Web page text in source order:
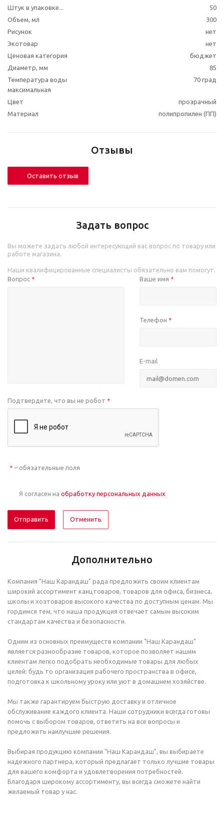
Штук в упаковке...
50
Объем, мл
300
Рисунок
нет
Экотовар
нет
Ценовая категория
бюджет
Диаметр, мм
85
Температура воды
максимальная
70 град
Цвет
прозрачный
Материал
полипропилен (ПП)
Отзывы
Оставить отзыв
Задать вопрос
Вы можете задать любой интересующий вас вопрос по товару или
работе магазина.
Наши квалифицированные специалисты обязательно вам помогут.
Вопрос * Ваше имя *
Телефон *
E-mail
Подтвердите, что вы не робот *
* – обязательные поля
Я согласен на обработку персональных данных
Отменить
Дополнительно
Компания "Наш Карандаш" рада предложить своим клиентам
широкий ассортимент канцтоваров, товаров для офиса, бизнеса,
школы и хозтоваров высокого качества по доступным ценам. Мы
гордимся тем, что наша продукция отвечает самым высоким
стандартам качества и безопасности.
Одним из основных преимуществ компании "Наш Карандаш"
является разнообразие товаров, которое позволяет нашим
клиентам легко подобрать необходимые товары для любых
целей: будь то организация рабочего пространства в офисе,
подготовка к школьному уроку или уют в домашнем хозяйстве.
Мы также гарантируем быструю доставку и отличное
обслуживание каждого клиента. Наши сотрудники всегда готовы
помочь с выбором товаров, ответить на все вопросы и
предложить наилучшие решения.
Выбирая продукцию компании "Наш Карандаш", вы выбираете
надежного партнера, который предлагает только лучшие товары
для вашего комфорта и удовлетворения потребностей.
Благодаря широкому ассортименту, вы всегда сможете найти
желаемый товар у нас.